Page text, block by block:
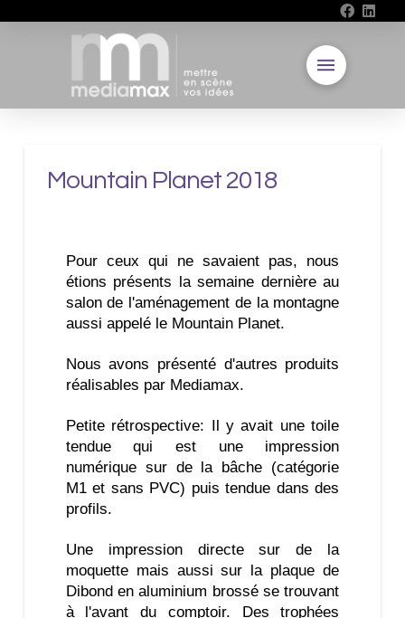
Mountain Planet 2018
Pour ceux qui ne savaient pas, nous
étions présents la semaine dernière au
salon de l'aménagement de la montagne
aussi appelé le Mountain Planet.
Nous avons présenté d'autres produits
réalisables par Mediamax.
Petite rétrospective: Il y avait une toile
tendue qui est une impression
numérique sur de la bâche (catégorie
M1 et sans PVC) puis tendue dans des
profils.
Une impression directe sur de la
moquette mais aussi sur la plaque de
Dibond en aluminium brossé se trouvant
à l'avant du comptoir. Des trophées